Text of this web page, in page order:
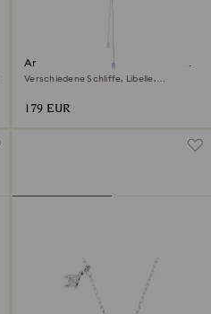
Ariana Grande x Swarovski Y-
Halskette
Verschiedene Schliffe, Libelle,
179 EUR